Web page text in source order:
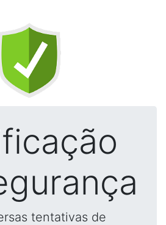
tentativas de